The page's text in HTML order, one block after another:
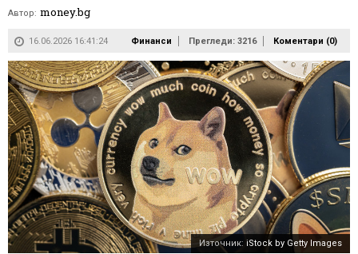
Автор: money.bg
16.06.2026 16:41:24 Финанси Прегледи: 3216 Коментари (0)
Източник: iStock by Getty Images